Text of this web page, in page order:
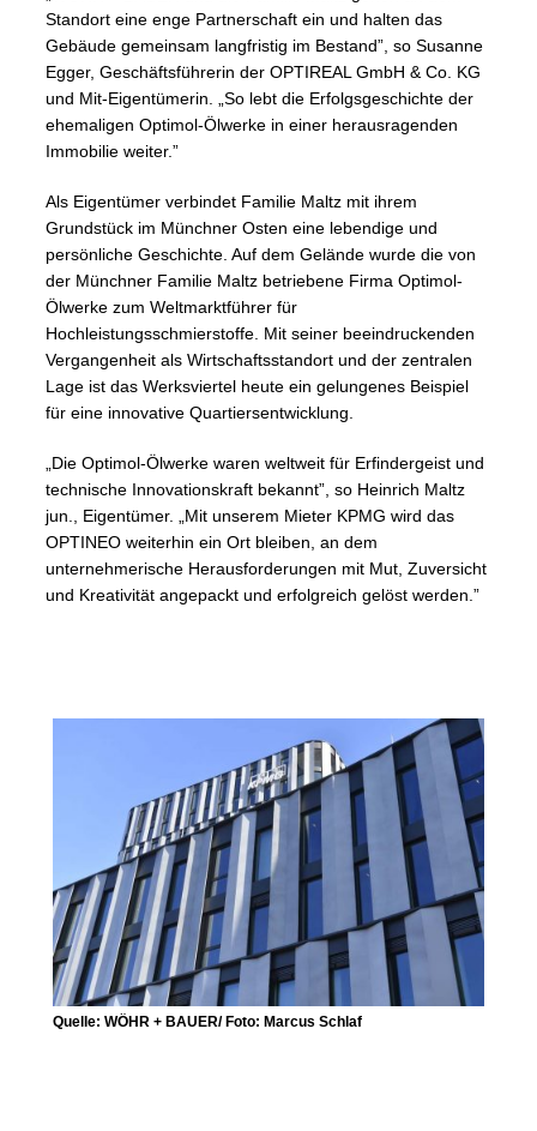
Standort eine enge Partnerschaft ein und halten das
Gebäude gemeinsam langfristig im Bestand”, so Susanne
Egger, Geschäftsführerin der OPTIREAL GmbH & Co. KG
und Mit-Eigentümerin. „So lebt die Erfolgsgeschichte der
ehemaligen Optimol-Ölwerke in einer herausragenden
Immobilie weiter.”
Als Eigentümer verbindet Familie Maltz mit ihrem
Grundstück im Münchner Osten eine lebendige und
persönliche Geschichte. Auf dem Gelände wurde die von
der Münchner Familie Maltz betriebene Firma Optimol-
Ölwerke zum Weltmarktführer für
Hochleistungsschmierstoffe. Mit seiner beeindruckenden
Vergangenheit als Wirtschaftsstandort und der zentralen
Lage ist das Werksviertel heute ein gelungenes Beispiel
für eine innovative Quartiersentwicklung.
„Die Optimol-Ölwerke waren weltweit für Erfindergeist und
technische Innovationskraft bekannt”, so Heinrich Maltz
jun., Eigentümer. „Mit unserem Mieter KPMG wird das
OPTINEO weiterhin ein Ort bleiben, an dem
unternehmerische Herausforderungen mit Mut, Zuversicht
und Kreativität angepackt und erfolgreich gelöst werden.”
Quelle: WÖHR + BAUER/ Foto: Marcus Schlaf